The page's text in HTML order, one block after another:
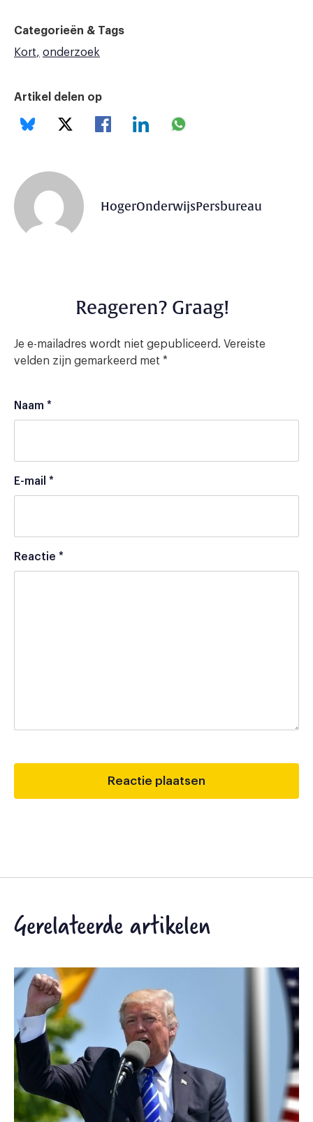
Categorieën & Tags
Kort
onderzoek
Artikel delen op
HogerOnderwijsPersbureau
Reageren? Graag!
Je e-mailadres wordt niet gepubliceerd. Vereiste
velden zijn gemarkeerd met *
Naam *
E-mail *
Reactie *
Gerelateerde artikelen